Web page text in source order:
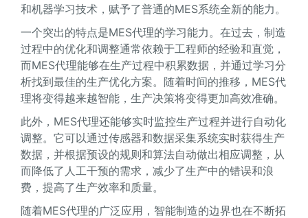
和机器学习技术，赋予了普通的MES系统全新的能力。
一个突出的特点是MES代理的学习能力。在过去，制造
过程中的优化和调整通常依赖于工程师的经验和直觉，
而MES代理能够在生产过程中积累数据，并通过学习分
析找到最佳的生产优化方案。随着时间的推移，MES代
理将变得越来越智能，生产决策将变得更加高效准确。
此外，MES代理还能够实时监控生产过程并进行自动化
调整。它可以通过传感器和数据采集系统实时获得生产
数据，并根据预设的规则和算法自动做出相应调整，从
而降低了人工干预的需求，减少了生产中的错误和浪
费，提高了生产效率和质量。
随着MES代理的广泛应用，智能制造的边界也在不断拓